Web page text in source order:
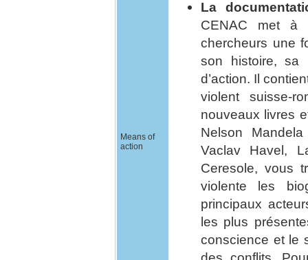
Means of
action
La
CENAC met à
chercheurs une
son histoire, sa
d’action. Il
violent suisse-
nouveaux livres
Nelson
Vaclav Havel,
Ceresole, vous
violente les
principaux
les plus
conscience et le